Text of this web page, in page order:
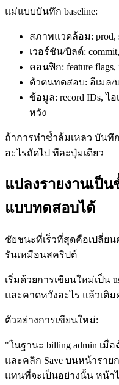
แม่แบบบันทึก baseline:
สภาพแวดล้อม: prod,
เวอร์ชัน/บิลด์:
คอนฟิก: feature flags,
ตัวตนทดสอบ: อีเมล
ข้อมูล: record IDs, ไ
หวัง
ถ้าการทำซ้ำล้มเหลว บันทึ
อะไรถัดไป ทีละปุ่มเดียว
แปลงรายงานเป็
แบบทดสอบได้
ชัยชนะที่เร็วที่สุดคือเปลี่ย
รันเหมือนสคริปต์
เริ่มด้วยการเขียนใหม่เป็น
และคาดหวังอะไร แล้วเติ
ตัวอย่างการเขียนใหม่:
"ในฐานะ billing admin เมื่
และคลิก Save บนหน้ารา
แทนที่จะเป็นอย่างนั้น หน้า